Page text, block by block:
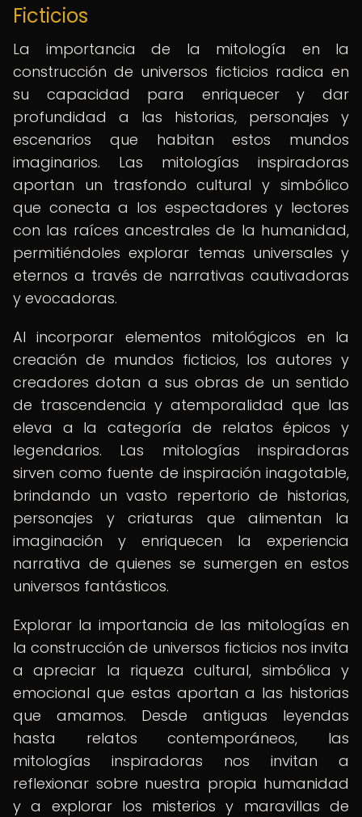
Ficticios
La importancia de la mitología en la
construcción de universos ficticios radica en
su capacidad para enriquecer y dar
profundidad a las historias, personajes y
escenarios que habitan estos mundos
imaginarios. Las mitologías inspiradoras
aportan un trasfondo cultural y simbólico
que conecta a los espectadores y lectores
con las raíces ancestrales de la humanidad,
permitiéndoles explorar temas universales y
eternos a través de narrativas cautivadoras
y evocadoras.
Al incorporar elementos mitológicos en la
creación de mundos ficticios, los autores y
creadores dotan a sus obras de un sentido
de trascendencia y atemporalidad que las
eleva a la categoría de relatos épicos y
legendarios. Las mitologías inspiradoras
sirven como fuente de inspiración inagotable,
brindando un vasto repertorio de historias,
personajes y criaturas que alimentan la
imaginación y enriquecen la experiencia
narrativa de quienes se sumergen en estos
universos fantásticos.
Explorar la importancia de las mitologías en
la construcción de universos ficticios nos invita
a apreciar la riqueza cultural, simbólica y
emocional que estas aportan a las historias
que amamos. Desde antiguas leyendas
hasta relatos contemporáneos, las
mitologías inspiradoras nos invitan a
reflexionar sobre nuestra propia humanidad
y a explorar los misterios y maravillas de